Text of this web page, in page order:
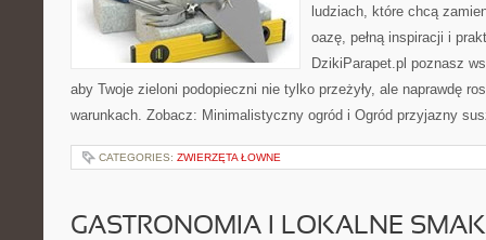
ludziach, które chcą
oazę, pełną inspiracji i
DzikiParapet.pl poznasz
aby Twoje zieloni podopieczni nie tylko przeżyły, ale naprawdę
warunkach. Zobacz: Minimalistyczny ogród i Ogród przyjazny
CATEGORIES: ZWIERZĘTA ŁOWNE
GASTRONOMIA I LOKALNE